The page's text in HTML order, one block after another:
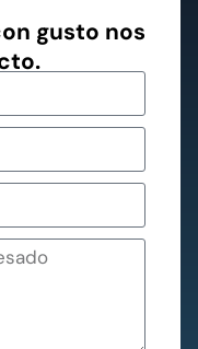
gusto nos